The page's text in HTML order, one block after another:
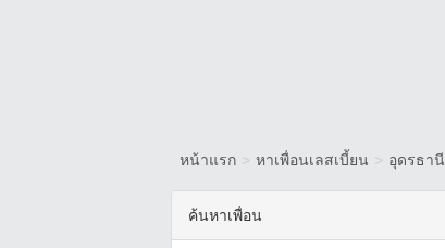
หน้าแรก > หาเพื่อนเลสเบี้ยน > อุดรธานี
ค้นหาเพื่อน